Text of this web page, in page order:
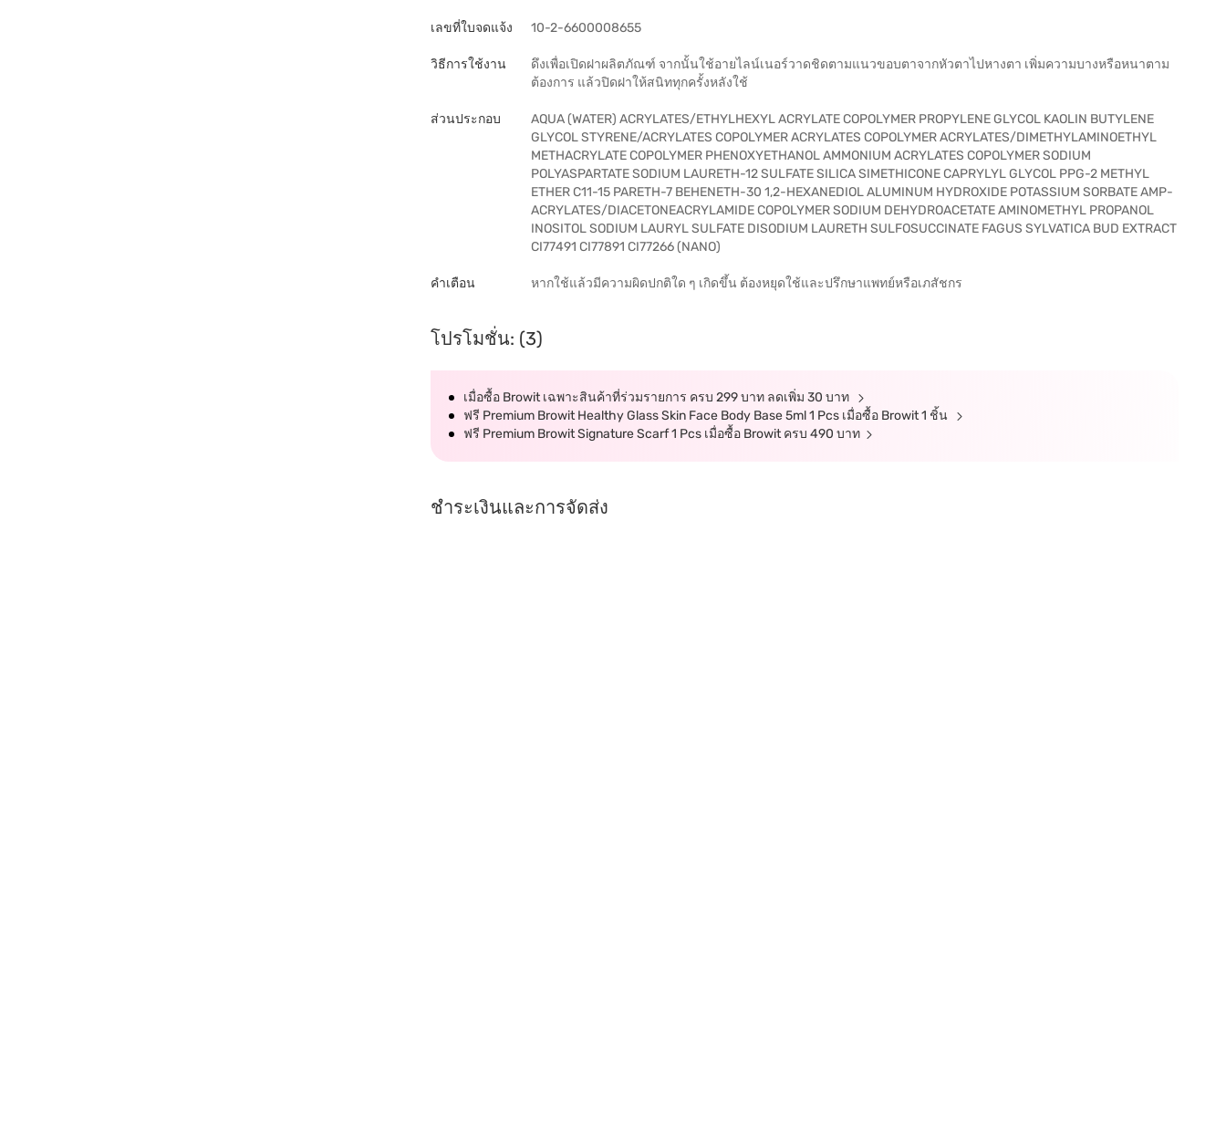
เลขที่ใบจดแจ้ง 10-2-6600008655
วิธีการใช้งาน
ดึงเพื่อเปิดฝาผลิตภัณฑ์ จากนั้นใช้อายไลน์เนอร์วาดชิดตามแนวขอบตาจากหัวตาไปหางตา เพิ่มความบางหรือหนาตาม
ต้องการ แล้วปิดฝาให้สนิททุกครั้งหลังใช้
ส่วนประกอบ
AQUA (WATER) ACRYLATES/ETHYLHEXYL ACRYLATE COPOLYMER PROPYLENE GLYCOL KAOLIN BUTYLENE
GLYCOL STYRENE/ACRYLATES COPOLYMER ACRYLATES COPOLYMER ACRYLATES/DIMETHYLAMINOETHYL
METHACRYLATE COPOLYMER PHENOXYETHANOL AMMONIUM ACRYLATES COPOLYMER SODIUM
POLYASPARTATE SODIUM LAURETH-12 SULFATE SILICA SIMETHICONE CAPRYLYL GLYCOL PPG-2 METHYL
ETHER C11-15 PARETH-7 BEHENETH-30 1,2-HEXANEDIOL ALUMINUM HYDROXIDE POTASSIUM SORBATE AMP-
ACRYLATES/DIACETONEACRYLAMIDE COPOLYMER SODIUM DEHYDROACETATE AMINOMETHYL PROPANOL
INOSITOL SODIUM LAURYL SULFATE DISODIUM LAURETH SULFOSUCCINATE FAGUS SYLVATICA BUD EXTRACT
CI77491 CI77891 CI77266 (NANO)
คำเตือน หากใช้แล้วมีความผิดปกติใด ๆ เกิดขึ้น ต้องหยุดใช้และปรึกษาแพทย์หรือเภสัชกร
โปรโมชั่น: (3)
เมื่อซื้อ Browit เฉพาะสินค้าที่ร่วมรายการ ครบ 299 บาท ลดเพิ่ม 30 บาท
ฟรี Premium Browit Healthy Glass Skin Face Body Base 5ml 1 Pcs เมื่อซื้อ Browit 1 ชิ้น
ฟรี Premium Browit Signature Scarf 1 Pcs เมื่อซื้อ Browit ครบ 490 บาท
ชำระเงินและการจัดส่ง